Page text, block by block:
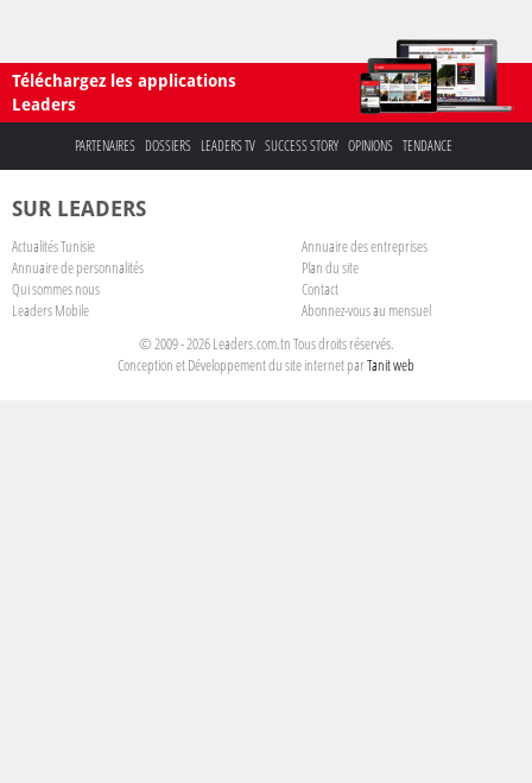
Téléchargez les applications
Leaders
PARTENAIRES DOSSIERS LEADERS TV SUCCESS STORY OPINIONS TENDANCE
SUR LEADERS
Actualités Tunisie
Annuaire des entreprises
Annuaire de personnalités
Plan du site
Qui sommes nous
Contact
Leaders Mobile
Abonnez-vous au mensuel
© 2009 - 2026 Leaders.com.tn Tous droits réservés.
Conception et Développement du site internet parTanit web